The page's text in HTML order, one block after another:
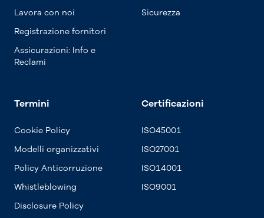
Lavora con noi
Registrazione fornitori
Assicurazioni: Info e
Reclami
Sicurezza
Termini
Cookie Policy
Modelli organizzativi
Policy Anticorruzione
Whistleblowing
Disclosure Policy
Certificazioni
ISO45001
ISO27001
ISO14001
ISO9001